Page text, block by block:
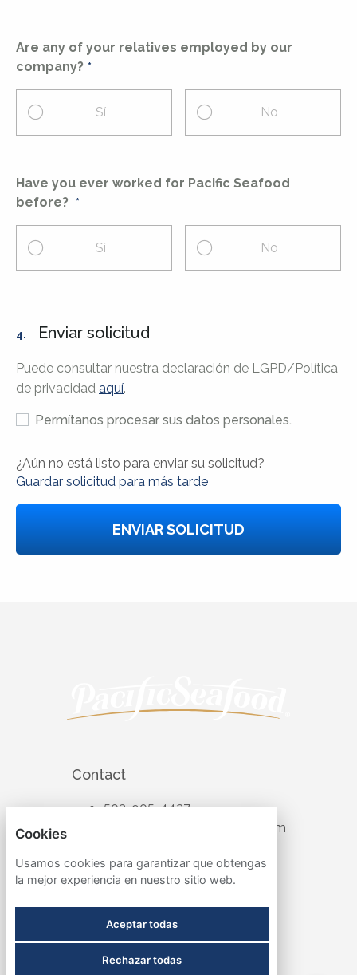
Are any of your relatives employed by our
company?
Sí No
Have you ever worked for Pacific Seafood
before?
Sí No
4. Enviar solicitud
Puede consultar nuestra declaración de LGPD/Política
de privacidad aquí.
Permítanos procesar sus datos personales.
¿Aún no está listo para enviar su solicitud?
Guardar solicitud para más tarde
ENVIAR SOLICITUD
Contact
503-905-4427
recruiting@pacificseafood.com
Cookies
Usamos cookies para garantizar que obtengas
la mejor experiencia en nuestro sitio web.
Aceptar todas
Rechazar todas